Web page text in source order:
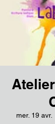
mer. 19 avr.